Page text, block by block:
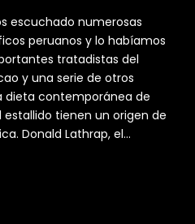
escuchado numerosas
peruanos y lo habíamos
tratadistas del
y una serie de otros
dieta contemporánea de
tienen un origen de
Donald Lathrap, el...